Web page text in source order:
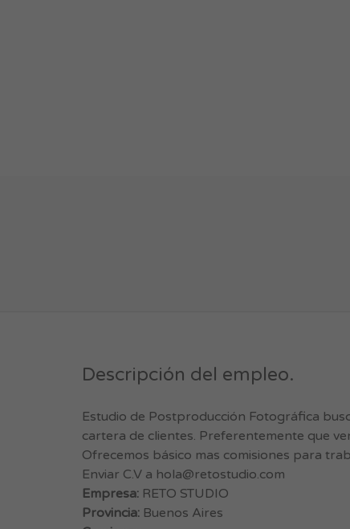
Descripción del empleo.
Estudio de Postproducción Fotográfica
cartera de clientes. Preferentemente que
Ofrecemos básico mas comisiones para
Enviar C.V a hola@retostudio.com
Empresa: RETO STUDIO
Provincia: Buenos Aires